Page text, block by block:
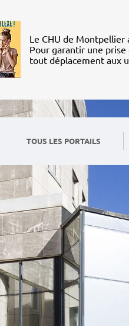
Le CHU de Montpellier
Pour garantir une prise
tout déplacement aux
TOUS LES PORTAILS